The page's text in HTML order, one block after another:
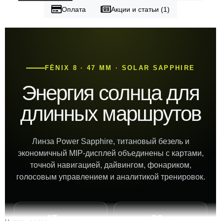
Оплата Акции и статьи (1)
FĒNIX 8 · 47 ММ · SOLAR SAPPHIRE
Энергия солнца для
длинных маршрутов
Линза Power Sapphire, титановый безель и
экономичный MIP-дисплей объединены с картами,
точной навигацией, дайвингом, фонариком,
голосовым управлением и аналитикой тренировок.